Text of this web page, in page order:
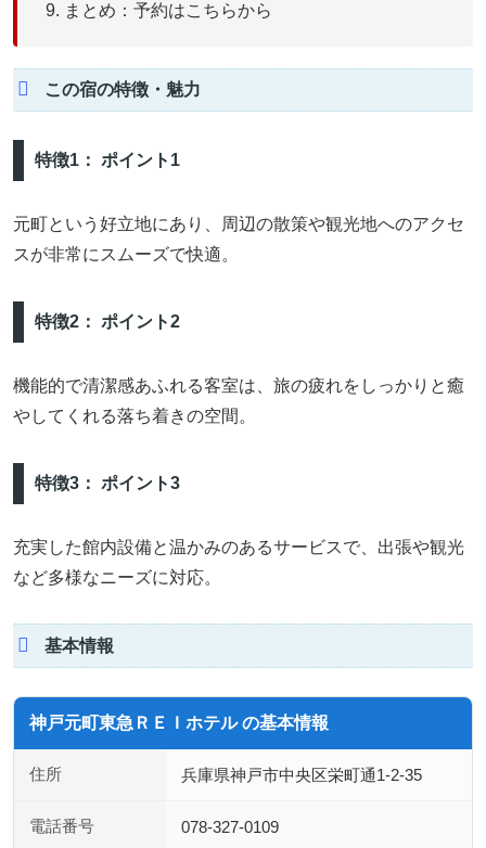
まとめ：予約はこちらから
この宿の特徴・魅力
特徴1： ポイント1
元町という好立地にあり、周辺の散策や観光地へのアクセ
スが非常にスムーズで快適。
特徴2： ポイント2
機能的で清潔感あふれる客室は、旅の疲れをしっかりと癒
やしてくれる落ち着きの空間。
特徴3： ポイント3
充実した館内設備と温かみのあるサービスで、出張や観光
など多様なニーズに対応。
基本情報
神戸元町東急ＲＥＩホテル の基本情報
住所 兵庫県神戸市中央区栄町通1-2-35
電話番号 078-327-0109